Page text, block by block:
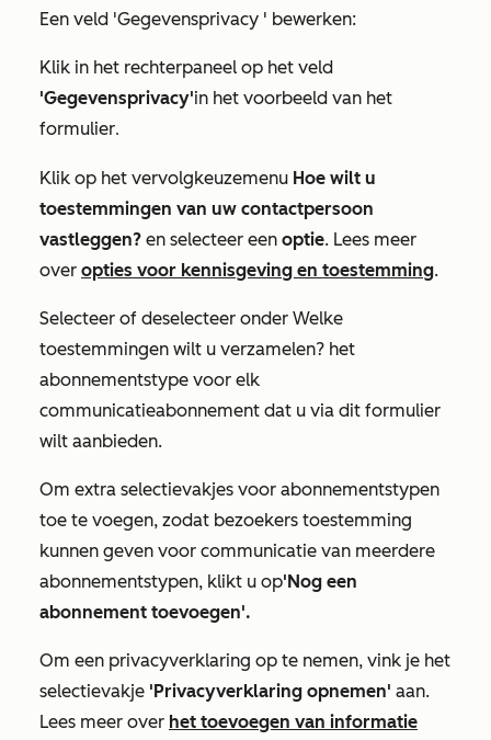
Een veld 'Gegevensprivacy ' bewerken:
Klik in het rechterpaneel op het veld
'Gegevensprivacy'in het voorbeeld van het
formulier.
Klik op het vervolgkeuzemenu Hoe wilt u
toestemmingen van uw contactpersoon
vastleggen? en selecteer een optie. Lees meer
over opties voor kennisgeving en toestemming.
Selecteer of deselecteer onder Welke
toestemmingen wilt u verzamelen? het
abonnementstype voor elk
communicatieabonnement dat u via dit formulier
wilt aanbieden.
Om extra selectievakjes voor abonnementstypen
toe te voegen, zodat bezoekers toestemming
kunnen geven voor communicatie van meerdere
abonnementstypen, klikt u op'Nog een
abonnement toevoegen'.
Om een privacyverklaring op te nemen, vink je het
selectievakje 'Privacyverklaring opnemen' aan.
Lees meer over het toevoegen van informatie